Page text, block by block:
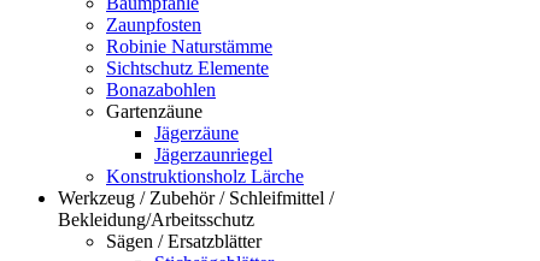
Zaunpfosten
Robinie Naturstämme
Sichtschutz Elemente
Bonazabohlen
Gartenzäune
Jägerzäune
Jägerzaunriegel
Konstruktionsholz Lärche
Werkzeug / Zubehör / Schleifmittel /
Bekleidung/Arbeitsschutz
Sägen / Ersatzblätter